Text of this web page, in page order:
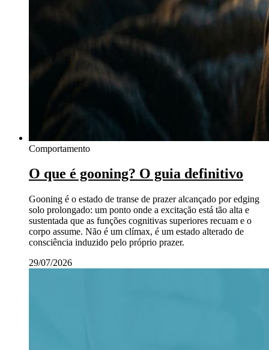
Comportamento
O que é gooning? O guia definitivo
Gooning é o estado de transe de prazer alcançado por edging
solo prolongado: um ponto onde a excitação está tão alta e
sustentada que as funções cognitivas superiores recuam e o
corpo assume. Não é um clímax, é um estado alterado de
consciência induzido pelo próprio prazer.
29/07/2026